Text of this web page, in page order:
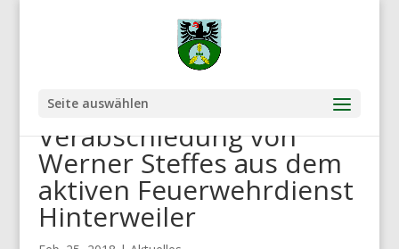
Seite auswählen
Verabschiedung von
Werner Steffes aus dem
aktiven Feuerwehrdienst
Hinterweiler